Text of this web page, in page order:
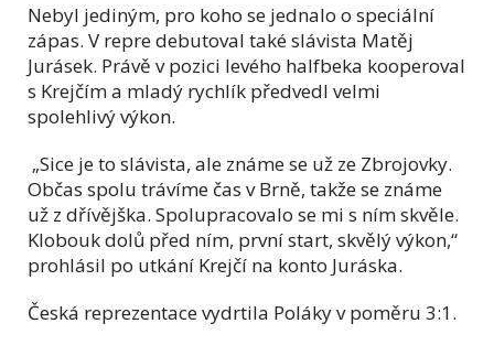
Nebyl jediným, pro koho se jednalo o speciální
zápas. V repre debutoval také slávista Matěj
Jurásek. Právě v pozici levého halfbeka kooperoval
s Krejčím a mladý rychlík předvedl velmi
spolehlivý výkon.
„Sice je to slávista, ale známe se už ze Zbrojovky.
Občas spolu trávíme čas v Brně, takže se známe
už z dřívějška. Spolupracovalo se mi s ním skvěle.
Klobouk dolů před ním, první start, skvělý výkon,“
prohlásil po utkání Krejčí na konto Juráska.
Česká reprezentace vydrtila Poláky v poměru 3:1.